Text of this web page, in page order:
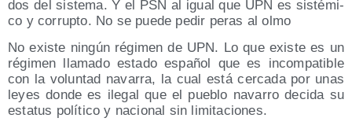
dos del sis­te­ma. Y el PSN al igual que UPN es sis­té­mi­
co y corrup­to. No se pue­de pedir peras al olmo
No exis­te nin­gún régi­men de UPN. Lo que exis­te es un
régi­men lla­ma­do esta­do espa­ñol que es incom­pa­ti­ble
con la volun­tad nava­rra, la cual está cer­ca­da por unas
leyes don­de es ile­gal que el pue­blo nava­rro deci­da su
esta­tus polí­ti­co y nacio­nal sin limitaciones.